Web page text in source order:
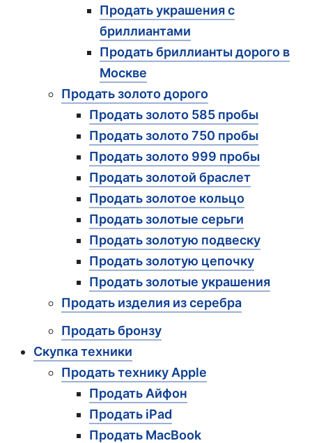
Продать украшения с
бриллиантами
Продать бриллианты дорого в
Москве
Продать золото дорого
Продать золото 585 пробы
Продать золото 750 пробы
Продать золото 999 пробы
Продать золотой браслет
Продать золотое кольцо
Продать золотые серьги
Продать золотую подвеску
Продать золотую цепочку
Продать золотые украшения
Продать изделия из серебра
Продать бронзу
Скупка техники
Продать технику Apple
Продать Айфон
Продать iPad
Продать MacBook